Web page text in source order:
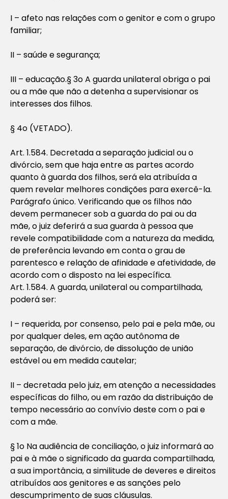
I – afeto nas relações com o genitor e com o grupo
familiar;
II – saúde e segurança;
III – educação.§ 3o A guarda unilateral obriga o pai
ou a mãe que não a detenha a supervisionar os
interesses dos filhos.
§ 4o (VETADO).
Art. 1.584. Decretada a separação judicial ou o
divórcio, sem que haja entre as partes acordo
quanto à guarda dos filhos, será ela atribuída a
quem revelar melhores condições para exercê-la.
Parágrafo único. Verificando que os filhos não
devem permanecer sob a guarda do pai ou da
mãe, o juiz deferirá a sua guarda à pessoa que
revele compatibilidade com a natureza da medida,
de preferência levando em conta o grau de
parentesco e relação de afinidade e afetividade, de
acordo com o disposto na lei específica.
Art. 1.584. A guarda, unilateral ou compartilhada,
poderá ser:
I – requerida, por consenso, pelo pai e pela mãe, ou
por qualquer deles, em ação autônoma de
separação, de divórcio, de dissolução de união
estável ou em medida cautelar;
II – decretada pelo juiz, em atenção a necessidades
específicas do filho, ou em razão da distribuição de
tempo necessário ao convívio deste com o pai e
com a mãe.
§ 1o Na audiência de conciliação, o juiz informará ao
pai e à mãe o significado da guarda compartilhada,
a sua importância, a similitude de deveres e direitos
atribuídos aos genitores e as sanções pelo
descumprimento de suas cláusulas.